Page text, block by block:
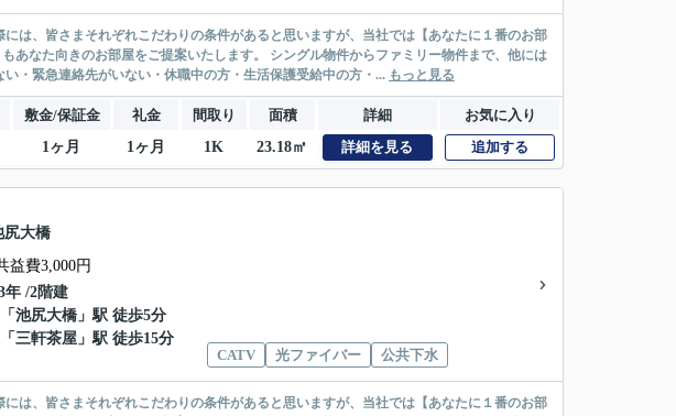
案いたします。 シングル物件からファミリー物件まで、他には
ご紹介しております。 保証人がいない・緊急連絡先がいない・休職中の方・生活保護受給中の方・... もっと見る
敷金/保証金 礼金 間取り 面積 詳細
お気に入り
1ヶ月 1ヶ月 1K 23.18㎡ 詳細を見る 追加する
尻大橋
益費3,000円
年 /2階建
「 池尻大橋 」駅 徒歩5分
「 三軒茶屋 」駅 徒歩15分
CATV
光ファイバー 公共下水